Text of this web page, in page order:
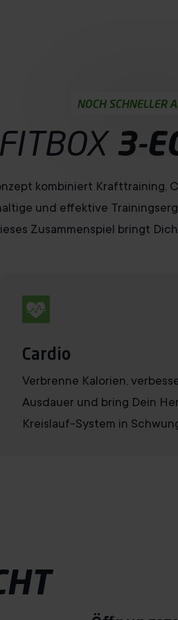
NOCH SCHNELLER
3-
kombiniert Krafttraining,
und effektive
Zusammenspiel bringt
Cardio
Verbrenne Kalorien,
Ausdauer und bring Dein
Kreislauf-System in